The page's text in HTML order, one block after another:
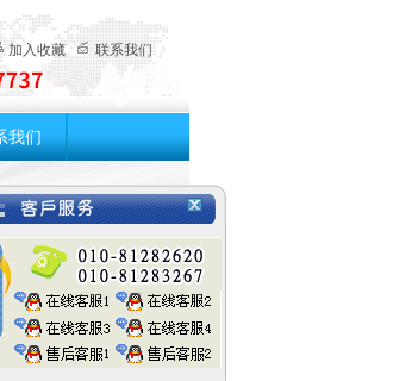
加入收藏 联系我们
我们